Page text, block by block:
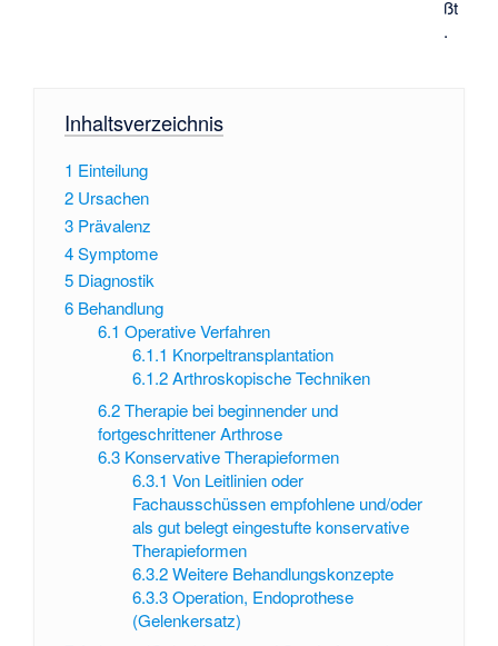
ßt
.
Inhaltsverzeichnis
1 Einteilung
2 Ursachen
3 Prävalenz
4Symptome
5 Diagnostik
6 Behandlung
6.1 Operative Verfahren
6.1.1 Knorpeltransplantation
6.1.2 Arthroskopische Techniken
6.2 Therapie bei beginnender und
fortgeschrittener Arthrose
6.3 Konservative Therapieformen
6.3.1 Von Leitlinien oder
Fachausschüssen empfohlene und/oder
als gut belegt eingestufte konservative
Therapieformen
6.3.2 Weitere Behandlungskonzepte
6.3.3 Operation, Endoprothese
(Gelenkersatz)